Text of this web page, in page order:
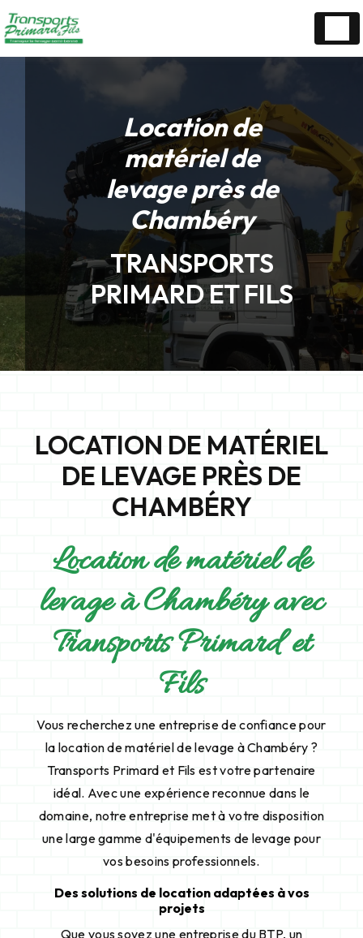
Location de
matériel de
levage près de
Chambéry
TRANSPORTS
PRIMARD ET FILS
LOCATION DE MATÉRIEL
DE LEVAGE PRÈS DE
CHAMBÉRY
Location de matériel de
levage à Chambéry avec
Transports Primard et
Fils
Vous recherchez une entreprise de confiance pour
la location de matériel de levage à Chambéry ?
Transports Primard et Fils est votre partenaire
idéal. Avec une expérience reconnue dans le
domaine, notre entreprise met à votre disposition
une large gamme d'équipements de levage pour
vos besoins professionnels.
Des solutions de location adaptées à vos
projets
Que vous soyez une entreprise du BTP, un